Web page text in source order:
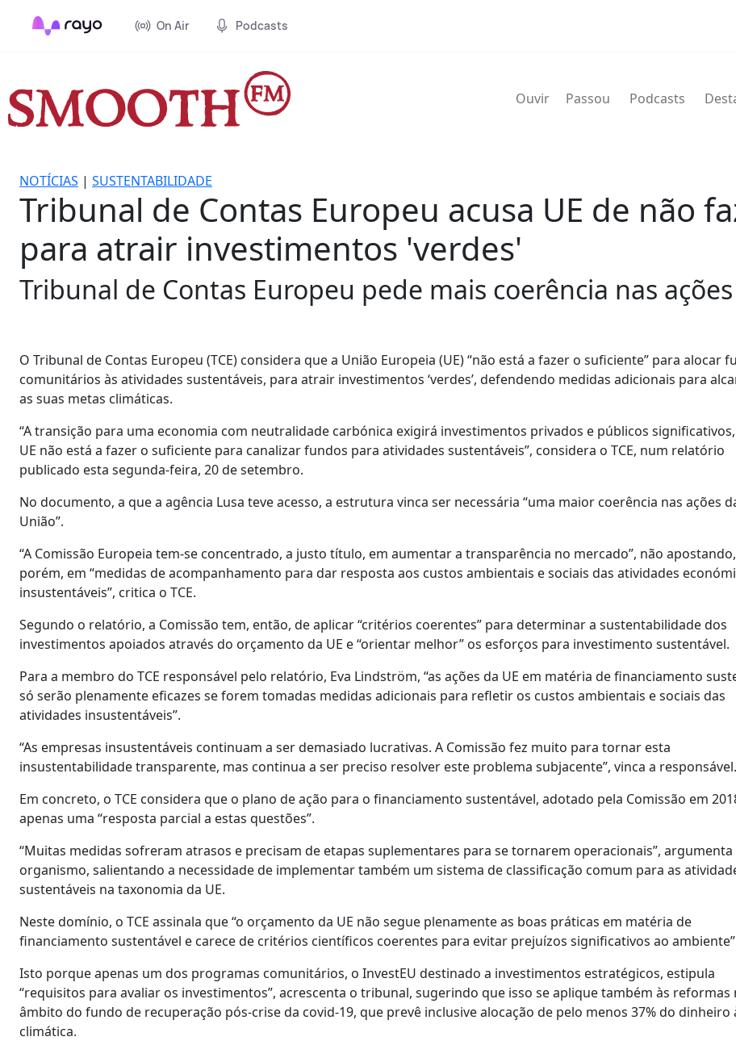
On Air Podcasts
Ouvir Passou Podcasts
NOTÍCIAS | SUSTENTABILIDADE
Tribunal de Contas Europeu acusa UE de não
para atrair investimentos 'verdes'
Tribunal de Contas Europeu pede mais coerência nas
O Tribunal de Contas Europeu (TCE) considera que a União Europeia (UE) “não está a fazer o suficiente” para alocar
comunitários às atividades sustentáveis, para atrair investimentos ‘verdes’, defendendo medidas adicionais para
as suas metas climáticas.
“A transição para uma economia com neutralidade carbónica exigirá investimentos privados e públicos
UE não está a fazer o suficiente para canalizar fundos para atividades sustentáveis”, considera o TCE, num relatório
publicado esta segunda-feira, 20 de setembro.
No documento, a que a agência Lusa teve acesso, a estrutura vinca ser necessária “uma maior coerência nas ações
União”.
“A Comissão Europeia tem-se concentrado, a justo título, em aumentar a transparência no mercado”, não apostando,
porém, em “medidas de acompanhamento para dar resposta aos custos ambientais e sociais das atividades
insustentáveis”, critica o TCE.
Segundo o relatório, a Comissão tem, então, de aplicar “critérios coerentes” para determinar a sustentabilidade dos
investimentos apoiados através do orçamento da UE e “orientar melhor” os esforços para investimento sustentável.
Para a membro do TCE responsável pelo relatório, Eva Lindström, “as ações da UE em matéria de financiamento
só serão plenamente eficazes se forem tomadas medidas adicionais para refletir os custos ambientais e sociais das
atividades insustentáveis”.
“As empresas insustentáveis continuam a ser demasiado lucrativas. A Comissão fez muito para tornar esta
insustentabilidade transparente, mas continua a ser preciso resolver este problema subjacente”, vinca a responsável.
Em concreto, o TCE considera que o plano de ação para o financiamento sustentável, adotado pela Comissão em
apenas uma “resposta parcial a estas questões”.
“Muitas medidas sofreram atrasos e precisam de etapas suplementares para se tornarem operacionais”, argumenta
organismo, salientando a necessidade de implementar também um sistema de classificação comum para as
sustentáveis na taxonomia da UE.
Neste domínio, o TCE assinala que “o orçamento da UE não segue plenamente as boas práticas em matéria de
financiamento sustentável e carece de critérios científicos coerentes para evitar prejuízos significativos ao
Isto porque apenas um dos programas comunitários, o InvestEU destinado a investimentos estratégicos, estipula
“requisitos para avaliar os investimentos”, acrescenta o tribunal, sugerindo que isso se aplique também às reformas
âmbito do fundo de recuperação pós-crise da covid-19, que prevê inclusive alocação de pelo menos 37% do dinheiro
climática.